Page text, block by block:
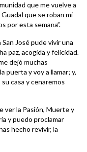
que me vuelve a
que se roban mi
por esta semana”.
José pude vivir una
paz, acogida y felicidad.
dejó muchas
puerta y voy a llamar; y,
casa y cenaremos
ver la Pasión, Muerte y
y puedo proclamar
hecho revivir, la